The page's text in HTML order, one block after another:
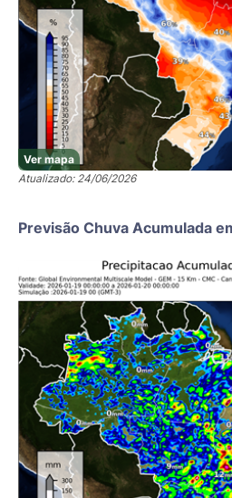
Ver mapa
Atualizado: 24/06/2026
Previsão Chuva Acumulada